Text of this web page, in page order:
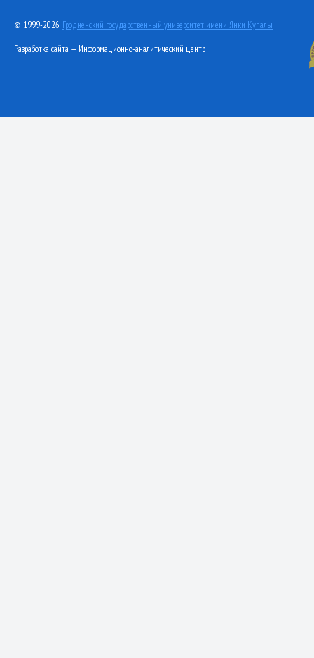
© 1999-2026, Гродненский государственный университет имени Янки Купалы
Разработка сайта — Информационно-аналитический центр